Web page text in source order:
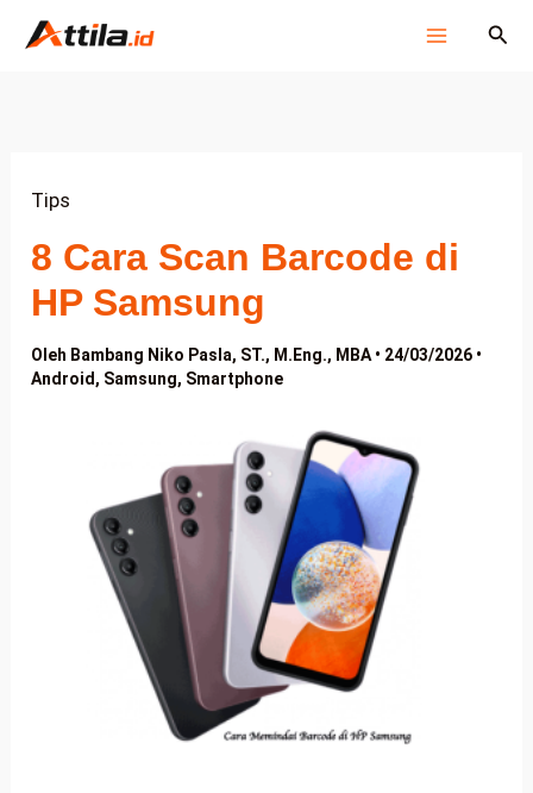
Lewati
Cari
Tips
8 Cara Scan Barcode di
HP Samsung
Oleh Bambang Niko Pasla, ST., M.Eng., MBA • 24/03/2026 •
Android, Samsung, Smartphone